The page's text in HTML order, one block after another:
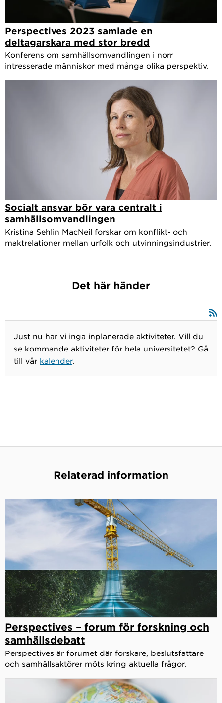
Perspectives 2023 samlade en
deltagarskara med stor bredd
Konferens om samhällsomvandlingen i norr
intresserade människor med många olika perspektiv.
Socialt ansvar bör vara centralt i
samhällsomvandlingen
Kristina Sehlin MacNeil forskar om konflikt- och
maktrelationer mellan urfolk och utvinningsindustrier.
Det här händer
Just nu har vi inga inplanerade aktiviteter. Vill du
se kommande aktiviteter för hela universitetet? Gå
till vår kalender.
Relaterad information
Perspectives – forum för forskning och
samhällsdebatt
Perspectives är forumet där forskare, beslutsfattare
och samhällsaktörer möts kring aktuella frågor.